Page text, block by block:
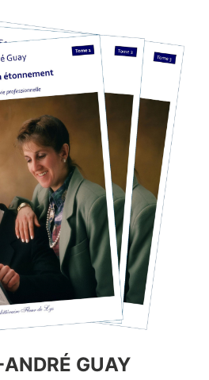
ANDRÉ GUAY